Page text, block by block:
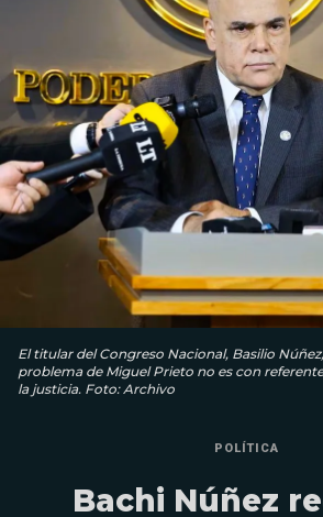
El titular del Congreso Nacional, Basilio
problema de Miguel Prieto no es con
la justicia. Foto: Archivo
POLÍTICA
Bachi Núñez